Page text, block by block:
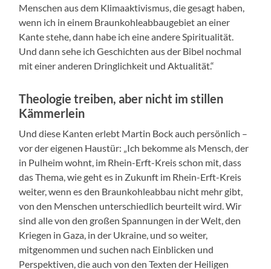
Menschen aus dem Klimaaktivismus, die gesagt haben,
wenn ich in einem Braunkohleabbaugebiet an einer
Kante stehe, dann habe ich eine andere Spiritualität.
Und dann sehe ich Geschichten aus der Bibel nochmal
mit einer anderen Dringlichkeit und Aktualität.“
Theologie treiben, aber nicht im stillen
Kämmerlein
Und diese Kanten erlebt Martin Bock auch persönlich –
vor der eigenen Haustür: „Ich bekomme als Mensch, der
in Pulheim wohnt, im Rhein-Erft-Kreis schon mit, dass
das Thema, wie geht es in Zukunft im Rhein-Erft-Kreis
weiter, wenn es den Braunkohleabbau nicht mehr gibt,
von den Menschen unterschiedlich beurteilt wird. Wir
sind alle von den großen Spannungen in der Welt, den
Kriegen in Gaza, in der Ukraine, und so weiter,
mitgenommen und suchen nach Einblicken und
Perspektiven, die auch von den Texten der Heiligen